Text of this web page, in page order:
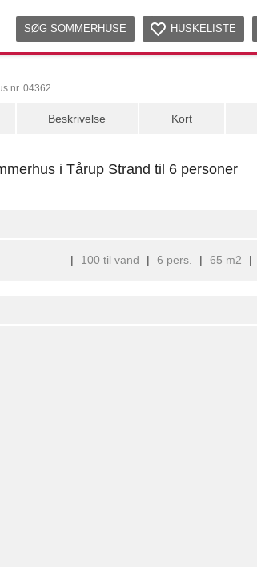
SØG SOMMERHUSE HUSKELISTE
nr. 04362
Beskrivelse Kort
i Tårup Strand til 6 personer
| 100 til vand | 6 pers. | 65 m2 |